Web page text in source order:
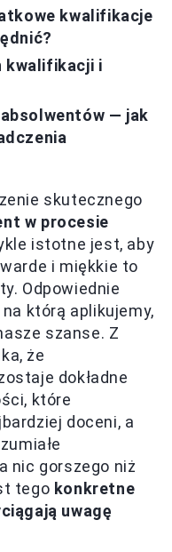
kwalifikacje
kwalifikacji i
— jak
skutecznego
w procesie
istotne jest, aby
i miękkie to
Odpowiednie
którą aplikujemy,
szanse. Z
że
dokładne
które
doceni, a
nic gorszego niż
tego konkretne
uwagę